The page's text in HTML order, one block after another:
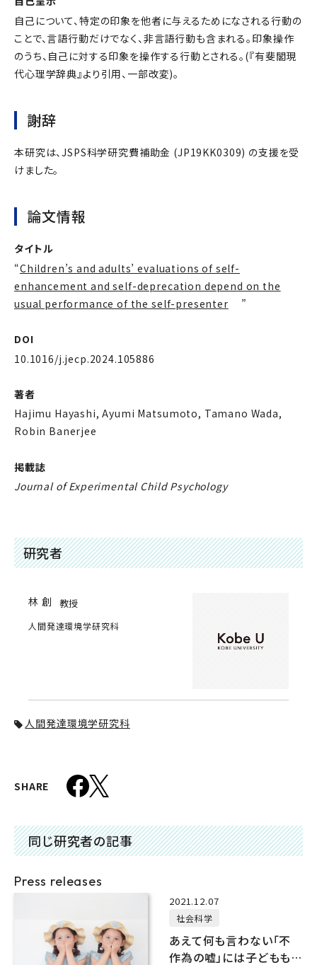
自己について、特定の印象を他者に与えるためになされる行動の
ことで、言語行動だけでなく、非言語行動も含まれる。印象操作
のうち、自己に対する印象を操作する行動とされる。(『有斐閣現
代心理学辞典』より引用、一部改変)。
謝辞
本研究は、JSPS科学研究費補助金 (JP19KK0309) の支援を受
けました。
論文情報
タイトル
“Children’s and adults’ evaluations of self-
enhancement and self-deprecation depend on the
usual performance of the self-presenter
”
DOI
10.1016/j.jecp.2024.105886
著者
Hajimu Hayashi, Ayumi Matsumoto, Tamano Wada,
Robin Banerjee
掲載誌
Journal of Experimental Child Psychology
研究者
林 創 教授
人間発達環境学研究科
人間発達環境学研究科
SHARE
同じ研究者の記事
Press releases
2021.12.07
社会科学
あえて何も言わない「不
作為の嘘」には子どもも